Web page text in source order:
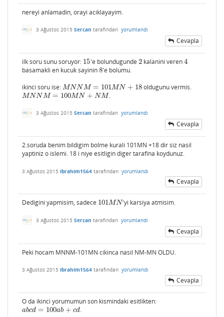
nereyi anlamadin, orayi aciklayayim.
3 Ağustos 2015 Sercan tarafından yorumlandı
Cevapla
ilk soru sunu soruyor: 15
15'e bolundugunde 2
2kalanini veren4
4
basamakli en kucuk sayinin8
8'e bolumu.
ikinci soru ise: MNNM = 101MN + 18
MNNM=101MN+18 oldugunu vermis.
MNNM = 100MN + NM
MNNM=100MN+NM .
3 Ağustos 2015 Sercan tarafından yorumlandı
Cevapla
2.soruda benim bildigim bolme kurali 101MN +18 dir siz nasil
yaptiniz o islemi. 18 i niye esitligin diger tarafina koydunuz.
3 Ağustos 2015 ibrahim1564 tarafından yorumlandı
Cevapla
Dedigini yapmisim, sadece 101MN
101MN 'yi karsiya atmisim.
3 Ağustos 2015 Sercan tarafından yorumlandı
Cevapla
Peki hocam MNNM-101MN cikinca nasil NM-MN OLDU.
3 Ağustos 2015 ibrahim1564 tarafından yorumlandı
Cevapla
O da ikinci yorumumun son kismindaki esitlikten:
abcd = 100ab + cd
abcd=100ab+cd .